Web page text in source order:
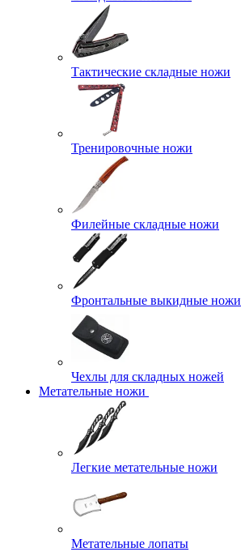
Тактические складные ножи
Тренировочные ножи
Филейные складные ножи
Фронтальные выкидные ножи
Чехлы для складных ножей
Метательные ножи
Легкие метательные ножи
Метательные лопаты